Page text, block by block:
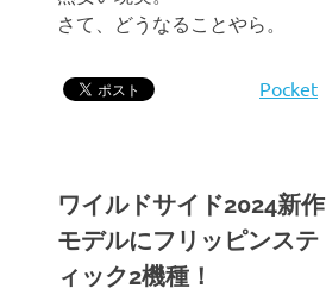
さて、どうなることやら。
Pocket
ワイルドサイド2024新作
モデルにフリッピンステ
ィック2機種！